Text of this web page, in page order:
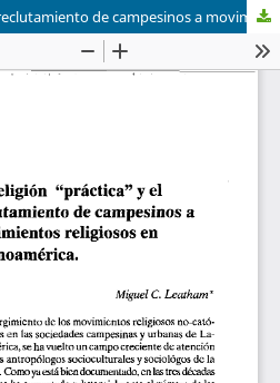
La religión "práctica" y el reclutamiento de campesinos a movimientos religiosos en Latinoamérica